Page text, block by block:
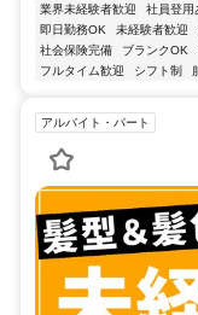
業界未経験者歓迎 社員登用
即日勤務OK
未経験者歓迎
社会保険完備
ブランクOK
フルタイム歓迎
シフト制
アルバイト・パート